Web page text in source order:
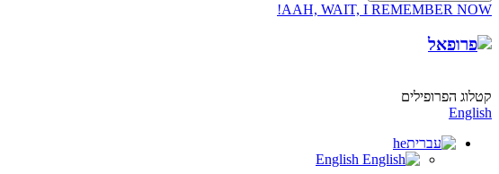
AAH, WAIT, I REMEMBER NOW!
קטלוג הפרופילים
English
he